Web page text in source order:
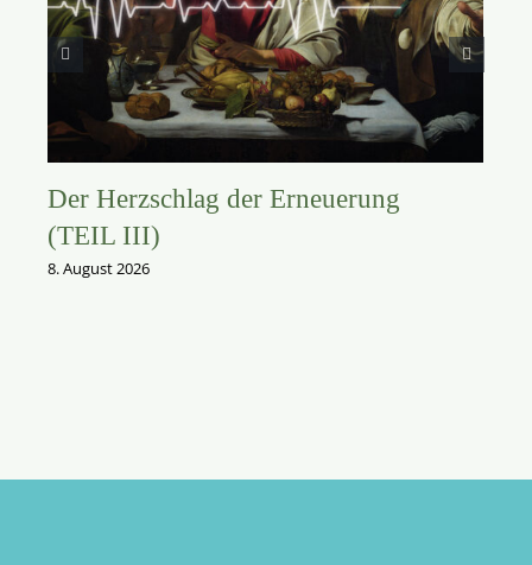
Der Herzschlag der Erneuerung
(TEIL III)
8. August 2026